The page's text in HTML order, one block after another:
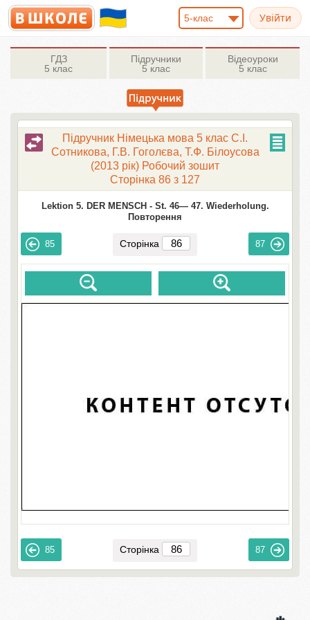
5-клас
ГДЗ
5 клас
Підручники
5 клас
Відеоуроки
5 клас
Підручник Німецька мова 5 клас С.І.
Сотникова, Г.В. Гоголєва, Т.Ф. Білоусова
(2013 рік) Робочий зошит
Сторінка 86 з 127
Lektion 5. DER MENSCH - St. 46— 47. Wiederholung.
Повторення
85 Сторінка 87
85 Сторінка 87